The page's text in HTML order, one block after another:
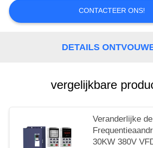
CONTACTEER ONS!
DETAILS
vergelijkbare
Veranderlijke de
30KW 380V